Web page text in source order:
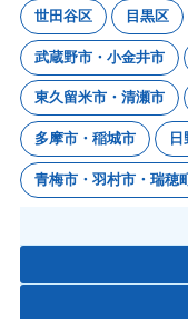
世田谷区 目黒区
武蔵野市・小金井市
東久留米市・清瀬市
多摩市・稲城市
青梅市・羽村市・瑞穂